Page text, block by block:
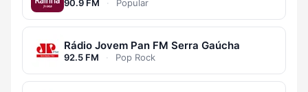
90.9 FM · Popular
Rádio Jovem Pan FM Serra Gaúcha
92.5 FM · Pop Rock